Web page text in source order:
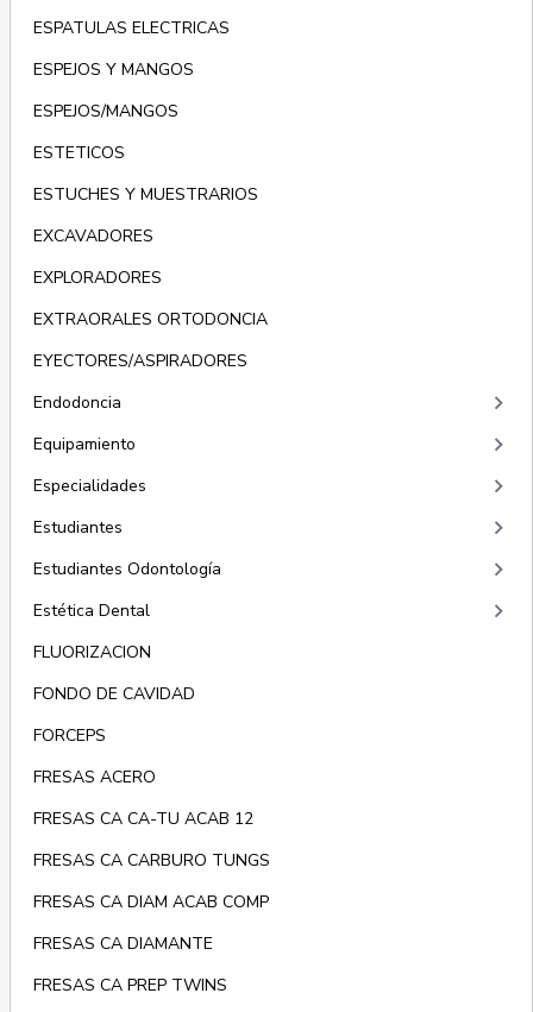
ESPATULAS ELECTRICAS
ESPEJOS Y MANGOS
ESPEJOS/MANGOS
ESTETICOS
ESTUCHES Y MUESTRARIOS
EXCAVADORES
EXPLORADORES
EXTRAORALES ORTODONCIA
EYECTORES/ASPIRADORES
Endodoncia
keyboard_arrow_right
Equipamiento keyboard_arrow_right
Especialidades keyboard_arrow_right
Estudiantes keyboard_arrow_right
Estudiantes Odontología keyboard_arrow_right
Estética Dental keyboard_arrow_right
FLUORIZACION
FONDO DE CAVIDAD
FORCEPS
FRESAS ACERO
FRESAS CA CA-TU ACAB 12
FRESAS CA CARBURO TUNGS
FRESAS CA DIAM ACAB COMP
FRESAS CA DIAMANTE
FRESAS CA PREP TWINS